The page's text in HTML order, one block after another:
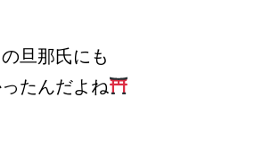
旦那氏にも
たんだよね